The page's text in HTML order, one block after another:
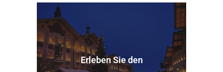
Erleben Sie den